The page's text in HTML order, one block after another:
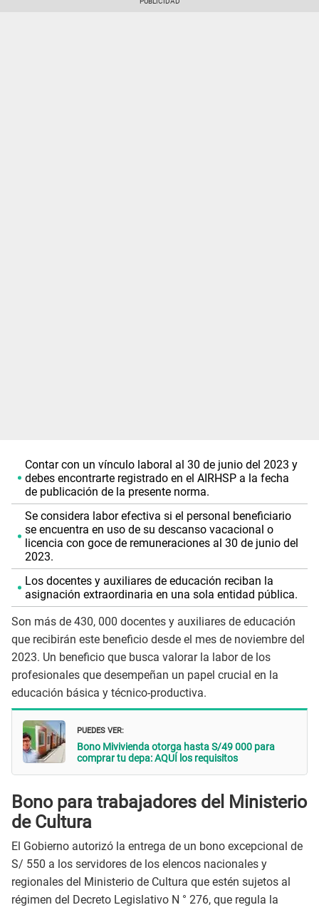
Contar con un vínculo laboral al 30 de junio del 2023 y
debes encontrarte registrado en el AIRHSP a la fecha
de publicación de la presente norma.
Se considera labor efectiva si el personal beneficiario
se encuentra en uso de su descanso vacacional o
licencia con goce de remuneraciones al 30 de junio del
2023.
Los docentes y auxiliares de educación reciban la
asignación extraordinaria en una sola entidad pública.
Son más de 430, 000 docentes y auxiliares de educación
que recibirán este beneficio desde el mes de noviembre del
2023. Un beneficio que busca valorar la labor de los
profesionales que desempeñan un papel crucial en la
educación básica y técnico-productiva.
PUEDES VER:
Bono Mivivienda otorga hasta S/49 000 para
comprar tu depa: AQUÍ los requisitos
Bono para trabajadores del Ministerio
de Cultura
El Gobierno autorizó la entrega de un bono excepcional de
S/ 550 a los servidores de los elencos nacionales y
regionales del Ministerio de Cultura que estén sujetos al
régimen del Decreto Legislativo N ° 276, que regula la